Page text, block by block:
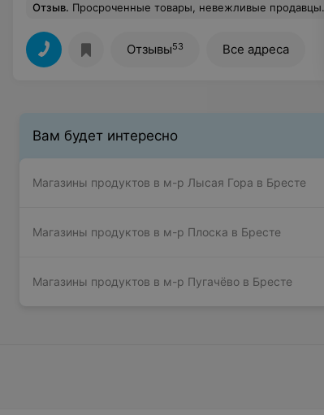
Отзыв. Просроченные товары, невежливые продавцы.
Отзывы53 Все адреса
Вам будет интересно
Магазины продуктов в м-р Лысая Гора в Бресте
Магазины продуктов в м-р Плоска в Бресте
Магазины продуктов в м-р Пугачёво в Бресте